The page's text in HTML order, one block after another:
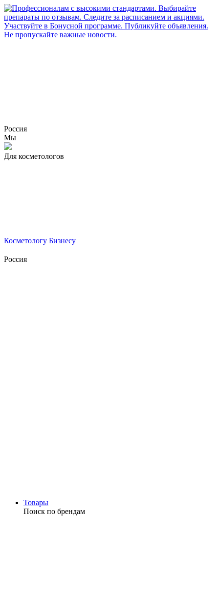
Россия
Мы
Для косметологов
Косметологу Бизнесу
Россия
Товары
Поиск по брендам